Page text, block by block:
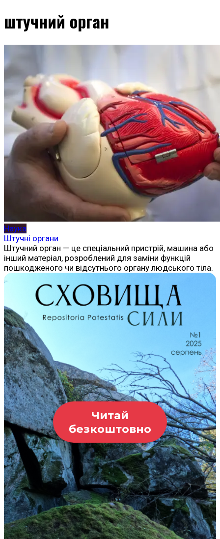
штучний орган
Наука
Штучні органи
Штучний орган — це спеціальний пристрій, машина або
інший матеріал, розроблений для заміни функцій
пошкодженого чи відсутнього органу людського тіла.
Читай
безкоштовно